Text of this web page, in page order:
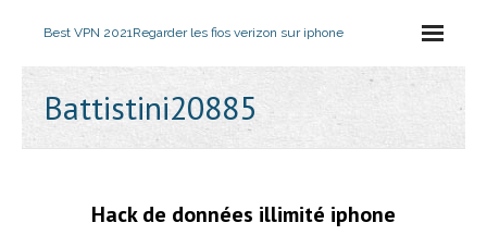
Best VPN 2021Regarder les fios verizon sur iphone
Battistini20885
Hack de données illimité iphone